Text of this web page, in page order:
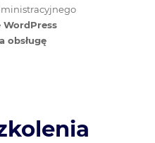
WordPress
obsługę